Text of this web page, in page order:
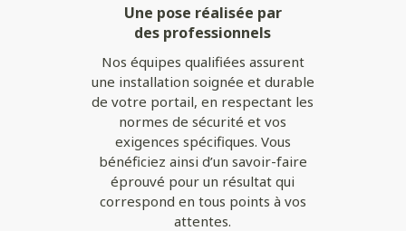
Une pose réalisée par
des professionnels
Nos équipes qualifiées assurent
une installation soignée et durable
de votre portail, en respectant les
normes de sécurité et vos
exigences spécifiques. Vous
bénéficiez ainsi d’un savoir-faire
éprouvé pour un résultat qui
correspond en tous points à vos
attentes.